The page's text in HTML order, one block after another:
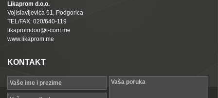
Likaprom d.o.o.
Vojislavljevića 61, Podgorica
TEL/FAX: 020/640-119
likapromdoo@t-com.me
www.likaprom.me
KONTAKT